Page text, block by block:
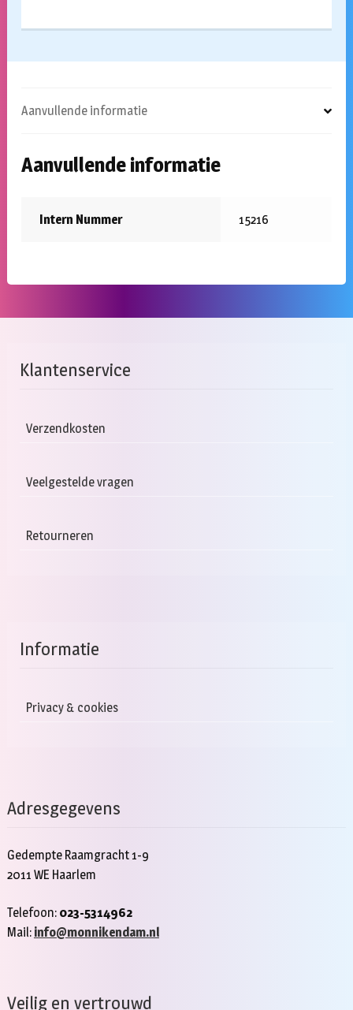
Aanvullende informatie
Aanvullende informatie
Intern Nummer 15216
Klantenservice
Verzendkosten
Veelgestelde vragen
Retourneren
Informatie
Privacy & cookies
Adresgegevens
Gedempte Raamgracht 1-9
2011 WE Haarlem
Telefoon: 023-5314962
Mail: info@monnikendam.nl
Veilig en vertrouwd